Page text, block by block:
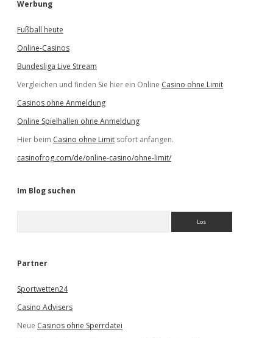
Werbung
Fußball heute
Online-Casinos
Bundesliga Live Stream
Vergleichen und finden Sie hier ein Online Casino ohne Limit
Casinos ohne Anmeldung
Online Spielhallen ohne Anmeldung
Hier beim Casino ohne Limit sofort anfangen.
casinofrog.com/de/online-casino/ohne-limit/
Im Blog suchen
e
Partner
Sportwetten24
Casino Advisers
Neue Casinos ohne Sperrdatei